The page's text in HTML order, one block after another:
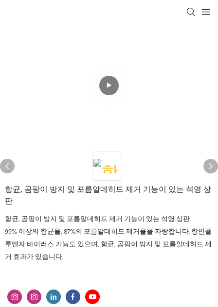
항균, 곰팡이 방지 및 포름알데히드 제거 기능이 있는 석영 상
판
항균, 곰팡이 방지 및 포름알데히드 제거 기능이 있는 석영 상판.
99% 이상의 항균율, 87%의 포름알데히드 제거율을 자랑합니다. 항인플
루엔자 바이러스 기능도 있으며, 항균, 곰팡이 방지 및 포름알데히드 제
거 효과가 있습니다.